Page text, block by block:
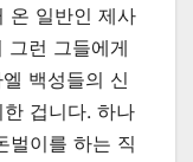
온 일반인 제사
그런 그들에게
백성들의 신
겁니다. 하나
벌이를 하는 직